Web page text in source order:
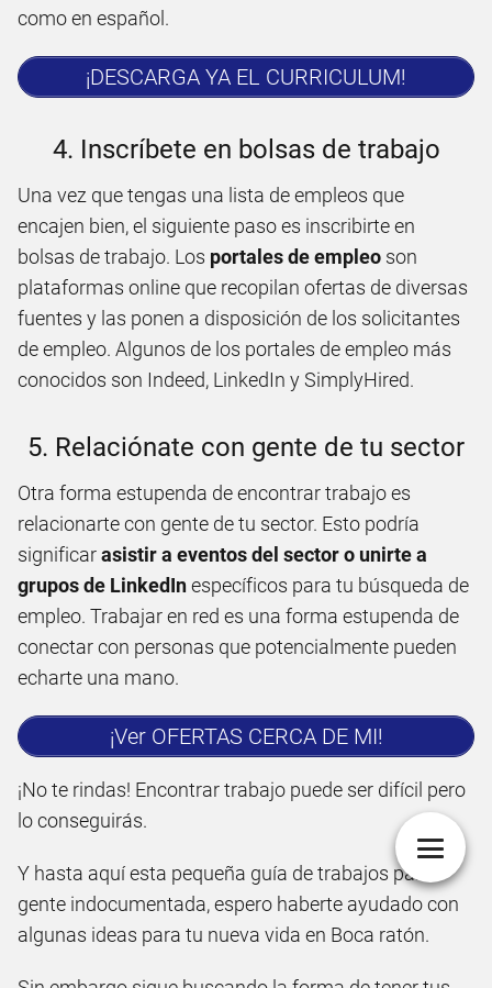
como en español.
¡DESCARGA YA EL CURRICULUM!
4. Inscríbete en bolsas de trabajo
Una vez que tengas una lista de empleos que
encajen bien, el siguiente paso es inscribirte en
bolsas de trabajo. Los portales de empleo son
plataformas online que recopilan ofertas de diversas
fuentes y las ponen a disposición de los solicitantes
de empleo. Algunos de los portales de empleo más
conocidos son Indeed, LinkedIn y SimplyHired.
5. Relaciónate con gente de tu sector
Otra forma estupenda de encontrar trabajo es
relacionarte con gente de tu sector. Esto podría
significarasistir a eventos del sector o unirte a
grupos de LinkedInespecíficos para tu búsqueda de
empleo. Trabajar en red es una forma estupenda de
conectar con personas que potencialmente pueden
echarte una mano.
¡Ver OFERTAS CERCA DE MI!
¡No te rindas! Encontrar trabajo puede ser difícil pero
lo conseguirás.
Y hasta aquí esta pequeña guía de trabajos para
gente indocumentada, espero haberte ayudado con
algunas ideas para tu nueva vida en Boca ratón.